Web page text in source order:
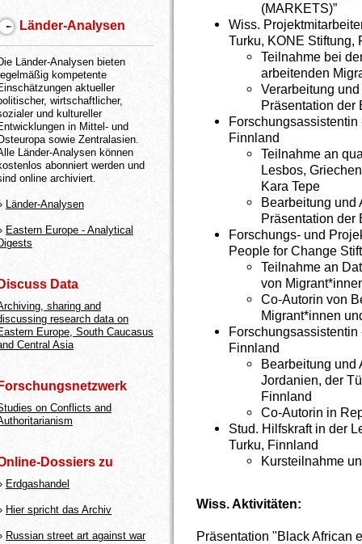
(MARKETS)”
Wiss.
Turku, KONE Stiftung,
Teilnahme bei
arbeitenden
Verarbeitung
Präsentation der
Finnland
Teilnahme an
Lesbos,
Kara Tepe
Bearbeitung und
Präsentation der
Forschungs- und
People for Change
Teilnahme an
von
Co-Autorin von
Migrant*innen
Finnland
Bearbeitung und
Jordanien, der
Finnland
Co-Autorin in
Stud. Hilfskraft in der
Turku, Finnland
Kursteilnahme
Wiss. Aktivitäten:
Präsentation "Black African
Länder-Analysen
Länder-Analysen bieten
kompetente
aktueller
wirtschaftlicher,
und kultureller
in Mittel- und
sowie Zentralasien.
Länder-Analysen können
abonniert werden und
online archiviert.
Länder-Analysen
Eastern Europe - Analytical
Data
sharing and
research data on
Europe, South Caucasus
Central Asia
on Conflicts and
Dossiers zu
Erdgashandel
Hier spricht das Archiv
Russian street art against war